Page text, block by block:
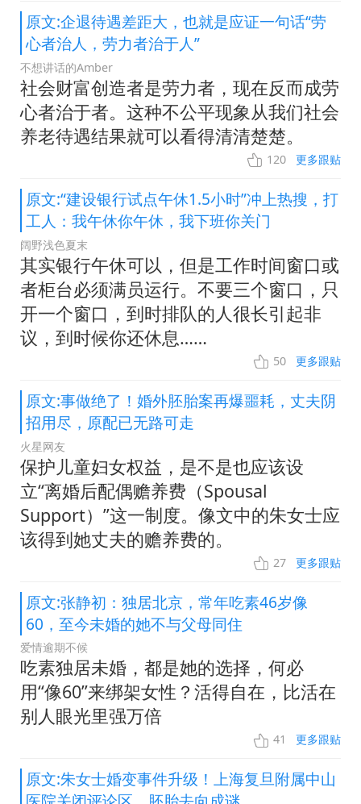
原文:企退待遇差距大，也就是应证一句话“劳
心者治人，劳力者治于人”
不想讲话的Amber
社会财富创造者是劳力者，现在反而成劳
心者治于者。这种不公平现象从我们社会
养老待遇结果就可以看得清清楚楚。
120 更多跟贴
原文:“建设银行试点午休1.5小时”冲上热搜，打
工人：我午休你午休，我下班你关门
阔野浅色夏末
其实银行午休可以，但是工作时间窗口或
者柜台必须满员运行。不要三个窗口，只
开一个窗口，到时排队的人很长引起非
议，到时候你还休息……
50 更多跟贴
原文:事做绝了！婚外胚胎案再爆噩耗，丈夫阴
招用尽，原配已无路可走
火星网友
保护儿童妇女权益，是不是也应该设
立“离婚后配偶赡养费（Spousal
Support）”这一制度。像文中的朱女士应
该得到她丈夫的赡养费的。
27 更多跟贴
原文:张静初：独居北京，常年吃素46岁像
60，至今未婚的她不与父母同住
爱情逾期不候
吃素独居未婚，都是她的选择，何必
用“像60”来绑架女性？活得自在，比活在
别人眼光里强万倍
41 更多跟贴
原文:朱女士婚变事件升级！上海复旦附属中山